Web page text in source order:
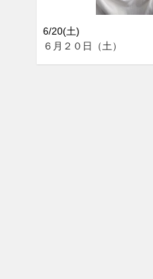
6/20(土)
６月２０日（土）